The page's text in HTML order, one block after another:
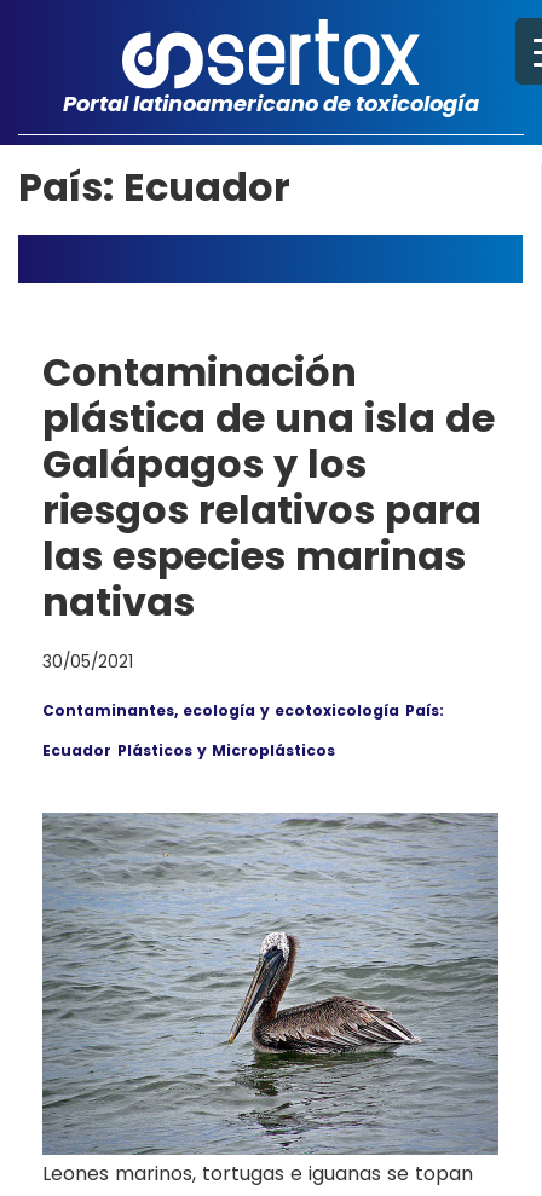
Portal latinoamericano de toxicología
País: Ecuador
Contaminación
plástica de una isla de
Galápagos y los
riesgos relativos para
las especies marinas
nativas
30/05/2021
Contaminantes, ecología y ecotoxicología País:
Ecuador Plásticos y Microplásticos
Leones marinos, tortugas e iguanas se topan